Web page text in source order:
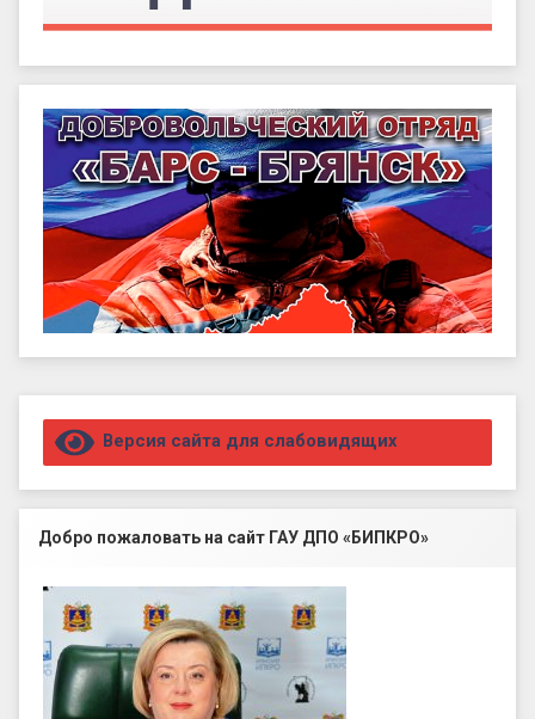
Правый сайдбар
Версия сайта для слабовидящих
Добро пожаловать на сайт ГАУ ДПО «БИПКРО»